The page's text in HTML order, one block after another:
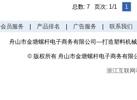
总数: 7 页次: 1/1 1
会员服务 产品排名 广告服务 联系我们
舟山市金塘螺杆电子商务有限公司—打造塑料机
© 版权所有 舟山市金塘螺杆电子商务有
浙江互联网